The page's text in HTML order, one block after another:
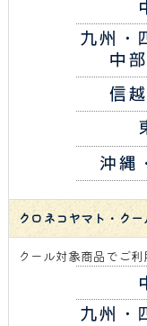
クロネコヤマト・クー
クール対象商品でご利